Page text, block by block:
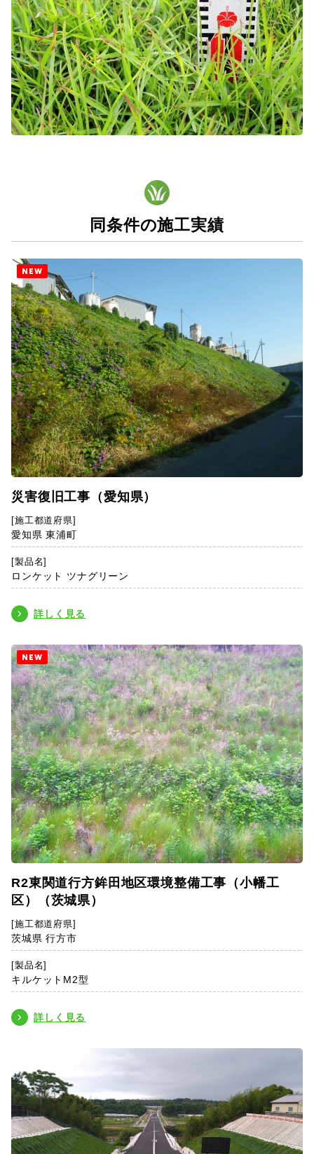
同条件の施工実績
NEW
災害復旧工事（愛知県）
[施工都道府県]
愛知県 東浦町
[製品名]
ロンケット ツナグリーン
詳しく見る
NEW
R2東関道行方鉾田地区環境整備工事（小幡工
区）（茨城県）
[施工都道府県]
茨城県 行方市
[製品名]
キルケットM2型
詳しく見る